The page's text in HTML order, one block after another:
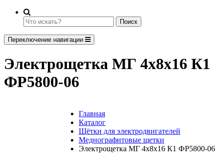
Поиск
Переключение навигации
Электрощетка МГ 4х8х16 К1
ФР5800-06
Главная
Каталог
Щётки для электродвигателей
Меднографитовые щетки
Электрощетка МГ 4х8х16 К1 ФР5800-06